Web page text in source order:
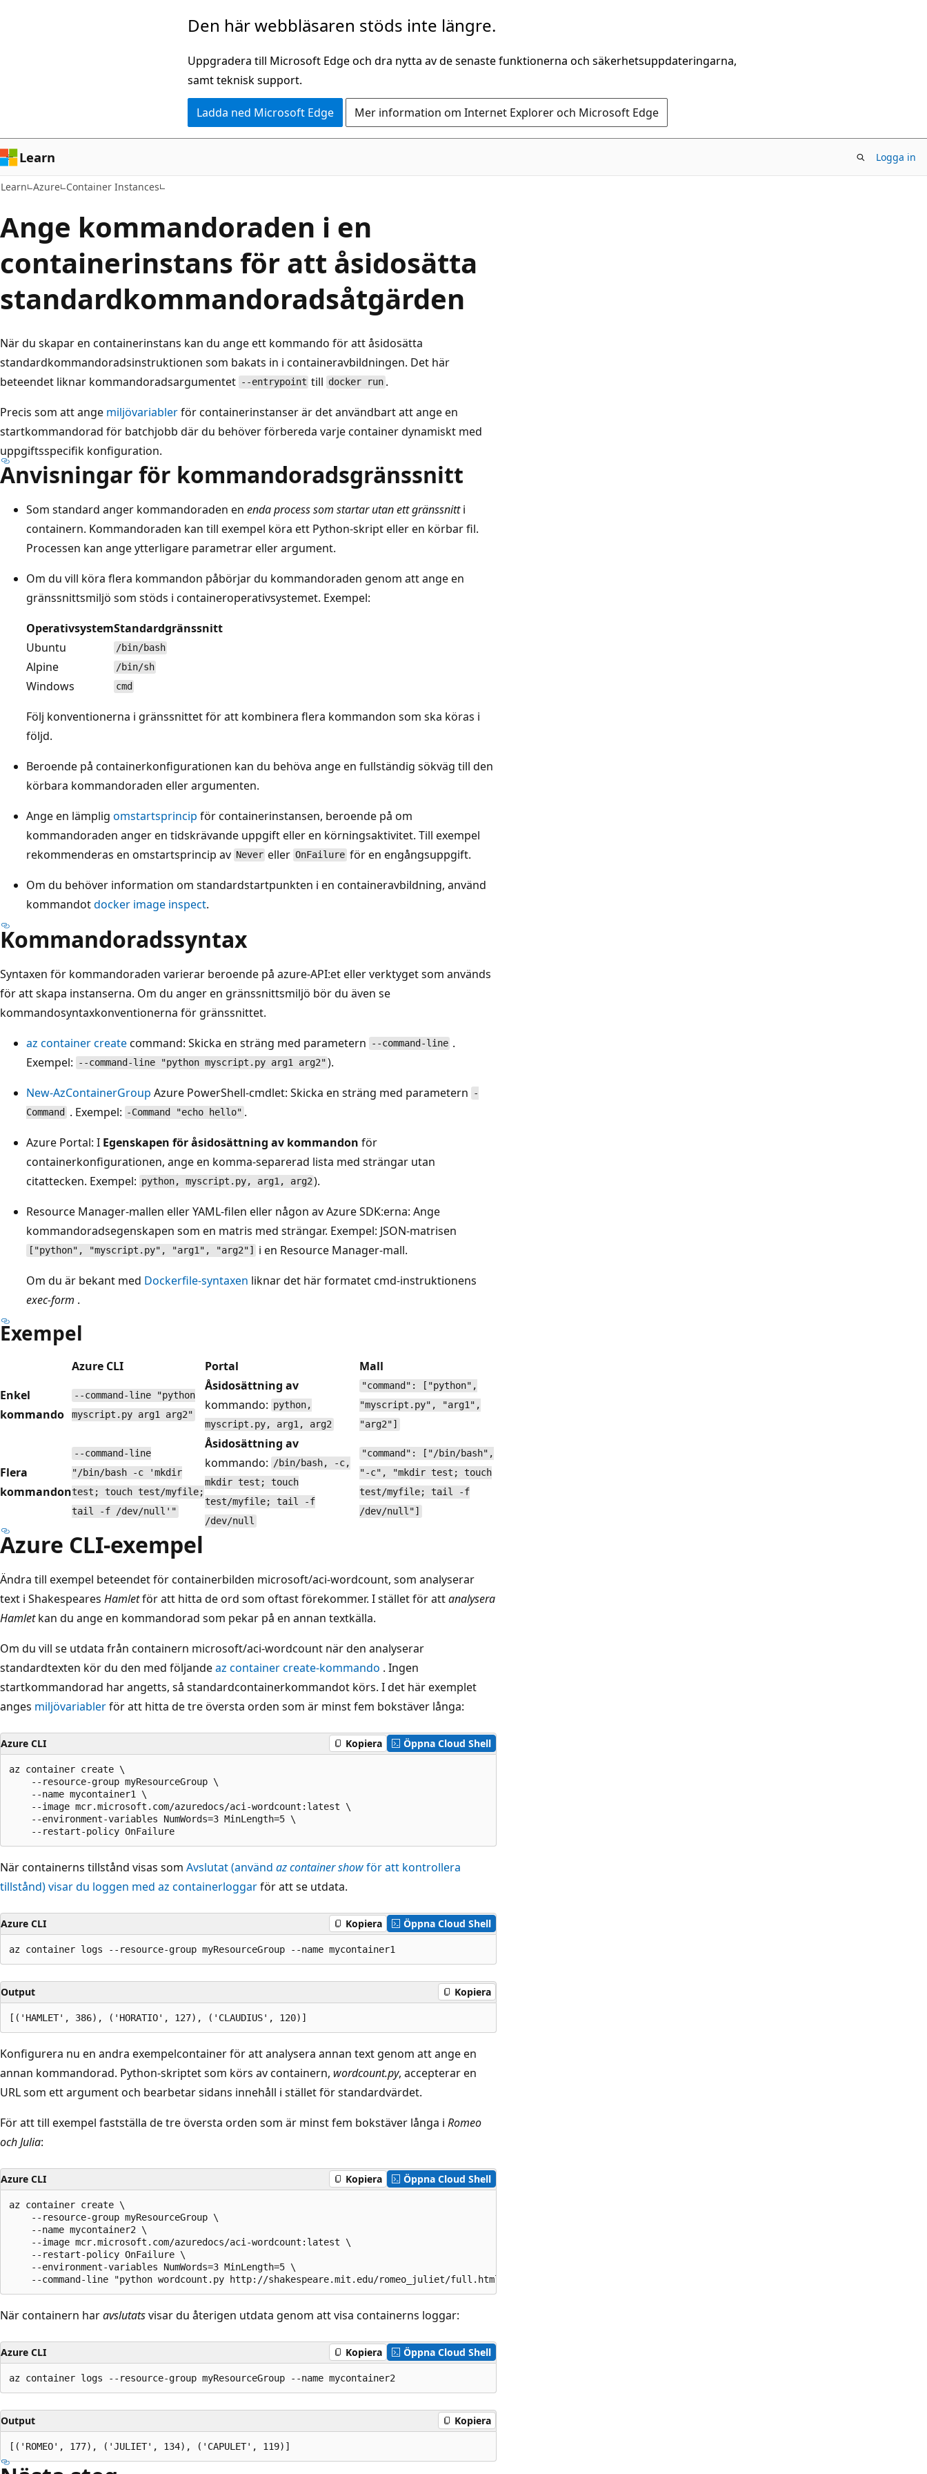
Den här webbläsaren stöds inte längre.
Uppgradera till Microsoft Edge och dra nytta av de senaste funktionerna och säkerhetsuppdateringarna,
samt teknisk support.
Ladda ned Microsoft Edge Mer information om Internet Explorer och Microsoft Edge
Learn Logga in
Learn Azure Container Instances
Ange kommandoraden i en
containerinstans för att åsidosätta
standardkommandoradsåtgärden
När du skapar en containerinstans kan du ange ett kommando för att åsidosätta
standardkommandoradsinstruktionen som bakats in i containeravbildningen. Det här
beteendet liknar kommandoradsargumentet --entrypoint till docker run .
Precis som att ange miljövariablerför containerinstanser är det användbart att ange en
startkommandorad för batchjobb där du behöver förbereda varje container dynamiskt med
uppgiftsspecifik konfiguration.
Anvisningar för kommandoradsgränssnitt
Som standard anger kommandoraden en enda process som startar utan ett gränssnitti
containern. Kommandoraden kan till exempel köra ett Python-skript eller en körbar fil.
Processen kan ange ytterligare parametrar eller argument.
Om du vill köra flera kommandon påbörjar du kommandoraden genom att ange en
gränssnittsmiljö som stöds i containeroperativsystemet. Exempel:
OperativsystemStandardgränssnitt
Ubuntu
/bin/bash
Alpine /bin/sh
Windows cmd
Följ konventionerna i gränssnittet för att kombinera flera kommandon som ska köras i
följd.
Beroende på containerkonfigurationen kan du behöva ange en fullständig sökväg till den
körbara kommandoraden eller argumenten.
Ange en lämplig omstartsprincip för containerinstansen, beroende på om
kommandoraden anger en tidskrävande uppgift eller en körningsaktivitet. Till exempel
rekommenderas en omstartsprincip av Never eller OnFailure för en engångsuppgift.
Om du behöver information om standardstartpunkten i en containeravbildning, använd
kommandotdocker image inspect.
Kommandoradssyntax
Syntaxen för kommandoraden varierar beroende på azure-API:et eller verktyget som används
för att skapa instanserna. Om du anger en gränssnittsmiljö bör du även se
kommandosyntaxkonventionerna för gränssnittet.
az container createcommand: Skicka en sträng med parametern --command-line .
Exempel:
--command-line "python myscript.py arg1 arg2" ).
New-AzContainerGroup Azure PowerShell-cmdlet: Skicka en sträng med parametern
-
Command
. Exempel: -Command "echo hello" .
Azure Portal: I Egenskapen för åsidosättning av kommandon för
containerkonfigurationen, ange en komma-separerad lista med strängar utan
citattecken. Exempel: python, myscript.py, arg1, arg2).
Resource Manager-mallen eller YAML-filen eller någon av Azure SDK:erna: Ange
kommandoradsegenskapen som en matris med strängar. Exempel: JSON-matrisen
["python", "myscript.py", "arg1", "arg2"]
i en Resource Manager-mall.
Om du är bekant med Dockerfile-syntaxen liknar det här formatet cmd-instruktionens
exec-form .
Exempel
Azure CLI Portal
Mall
Enkel
kommando
--command-line "python
myscript.py arg1 arg2"
Åsidosättning av
kommando: python,
myscript.py, arg1, arg2
"command": ["python",
"myscript.py", "arg1",
"arg2"]
Flera
kommandon
--command-line
"/bin/bash -c 'mkdir
test; touch test/myfile;
tail -f /dev/null'"
Åsidosättning av
kommando: /bin/bash, -c,
mkdir test; touch
test/myfile; tail -f
/dev/null
"command": ["/bin/bash",
"-c", "mkdir test; touch
test/myfile; tail -f
/dev/null"]
Azure CLI-exempel
Ändra till exempel beteendet för containerbilden microsoft/aci-wordcount, som analyserar
text i Shakespeares Hamletför att hitta de ord som oftast förekommer. I stället för attanalysera
Hamletkan du ange en kommandorad som pekar på en annan textkälla.
Om du vill se utdata från containern microsoft/aci-wordcount när den analyserar
standardtexten kör du den med följandeaz container create-kommando . Ingen
startkommandorad har angetts, så standardcontainerkommandot körs. I det här exemplet
anges miljövariablerför att hitta de tre översta orden som är minst fem bokstäver långa:
Azure CLI Kopiera Öppna Cloud Shell
az container create \
    --resource-group myResourceGroup \
    --name mycontainer1 \
    --image mcr.microsoft.com/azuredocs/aci-wordcount:latest \
    --environment-variables NumWords=3 MinLength=5 \
När containerns tillstånd visas som Avslutat (använd az container showför att kontrollera
tillstånd) visar du loggen med az containerloggarför att se utdata.
Azure CLI Kopiera Öppna Cloud Shell
Output Kopiera
Konfigurera nu en andra exempelcontainer för att analysera annan text genom att ange en
annan kommandorad. Python-skriptet som körs av containern, wordcount.py, accepterar en
URL som ett argument och bearbetar sidans innehåll i stället för standardvärdet.
För att till exempel fastställa de tre översta orden som är minst fem bokstäver långa i Romeo
och Julia:
Azure CLI Kopiera Öppna Cloud Shell
az container create \
    --resource-group myResourceGroup \
    --name mycontainer2 \
    --image mcr.microsoft.com/azuredocs/aci-wordcount:latest \
    --restart-policy OnFailure \
    --environment-variables NumWords=3 MinLength=5 \
När containern haravslutatsvisar du återigen utdata genom att visa containerns loggar:
Azure CLI Kopiera Öppna Cloud Shell
Output Kopiera